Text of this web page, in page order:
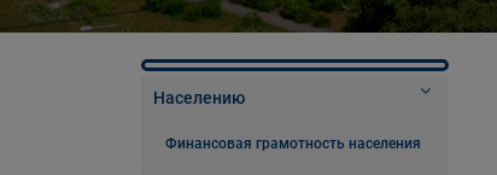
Населению
Финансовая грамотность населения